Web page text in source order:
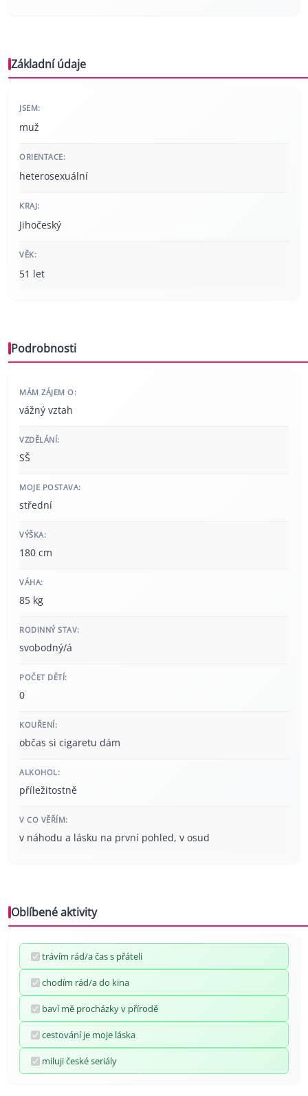
Základní údaje
JSEM:
muž
ORIENTACE:
heterosexuální
KRAJ:
Jihočeský
VĚK:
51 let
Podrobnosti
MÁM ZÁJEM O:
vážný vztah
VZDĚLÁNÍ:
SŠ
MOJE POSTAVA:
střední
VÝŠKA:
180 cm
VÁHA:
85 kg
RODINNÝ STAV:
svobodný/á
POČET DĚTÍ:
0
KOUŘENÍ:
občas si cigaretu dám
ALKOHOL:
příležitostně
V CO VĚŘÍM:
v náhodu a lásku na první pohled, v osud
Oblíbené aktivity
trávím rád/a čas s přáteli
chodím rád/a do kina
baví mě procházky v přírodě
cestování je moje láska
miluji české seriály